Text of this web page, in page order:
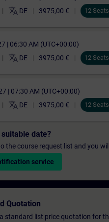
translate DE 3975,00 € 12
| 06:30 AM (UTC+00:00)
translate DE 3975,00 € 12
| 07:30 AM (UTC+00:00)
translate DE 3975,00 € 12
date?
the course request list and you
service
Quotation
standard list price quotation for